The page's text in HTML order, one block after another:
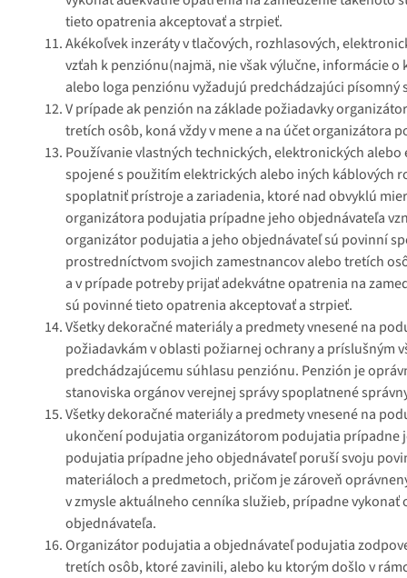
tieto opatrenia akceptovať a strpieť.
Akékoľvek inzeráty v tlačových, rozhlasových,
vzťah k penziónu(najmä, nie však výlučne, informácie
alebo loga penziónu vyžadujú predchádzajúci písomný
V prípade ak penzión na základe požiadavky
tretích osôb, koná vždy v mene a na účet
Používanie vlastných technických, elektronických
spojené s použitím elektrických alebo iných káblových
spoplatniť prístroje a zariadenia, ktoré nad obvyklú
organizátora podujatia prípadne jeho objednávateľa
organizátor podujatia a jeho objednávateľ sú povinní
prostredníctvom svojich zamestnancov alebo tretích
a v prípade potreby prijať adekvátne opatrenia na
sú povinné tieto opatrenia akceptovať a strpieť.
Všetky dekoračné materiály a predmety vnesené na
požiadavkám v oblasti požiarnej ochrany a príslušným
predchádzajúcemu súhlasu penziónu. Penzión je
stanoviska orgánov verejnej správy spoplatnené
Všetky dekoračné materiály a predmety vnesené na
ukončení podujatia organizátorom podujatia prípadne
podujatia prípadne jeho objednávateľ poruší svoju
materiáloch a predmetoch, pričom je zároveň
v zmysle aktuálneho cenníka služieb, prípadne
objednávateľa.
Organizátor podujatia a objednávateľ podujatia
tretích osôb, ktoré zavinili, alebo ku ktorým došlo v